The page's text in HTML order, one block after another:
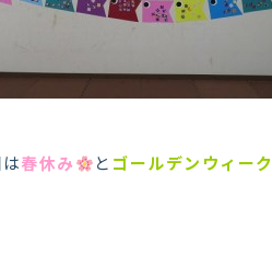
春休み と ゴールデンウィーク